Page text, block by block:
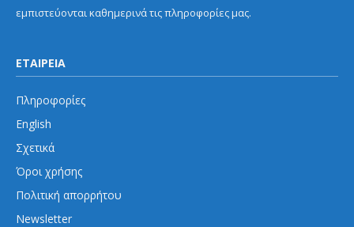
εμπιστεύονται καθημερινά τις πληροφορίες μας.
ΕΤΑΙΡΕΙΑ
Πληροφορίες
English
Σχετικά
Όροι χρήσης
Πολιτική απορρήτου
Newsletter